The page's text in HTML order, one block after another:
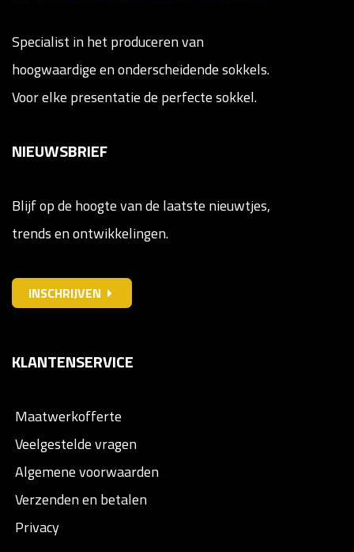
Specialist in het produceren van
hoogwaardige en onderscheidende sokkels.
Voor elke presentatie de perfecte sokkel.
NIEUWSBRIEF
Blijf op de hoogte van de laatste nieuwtjes,
trends en ontwikkelingen.
INSCHRIJVEN
KLANTENSERVICE
Maatwerkofferte
Veelgestelde vragen
Algemene voorwaarden
Verzenden en betalen
Privacy